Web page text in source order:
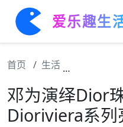
爱乐趣生
首页 生活
邓为演绎Dior
Dioriviera系列